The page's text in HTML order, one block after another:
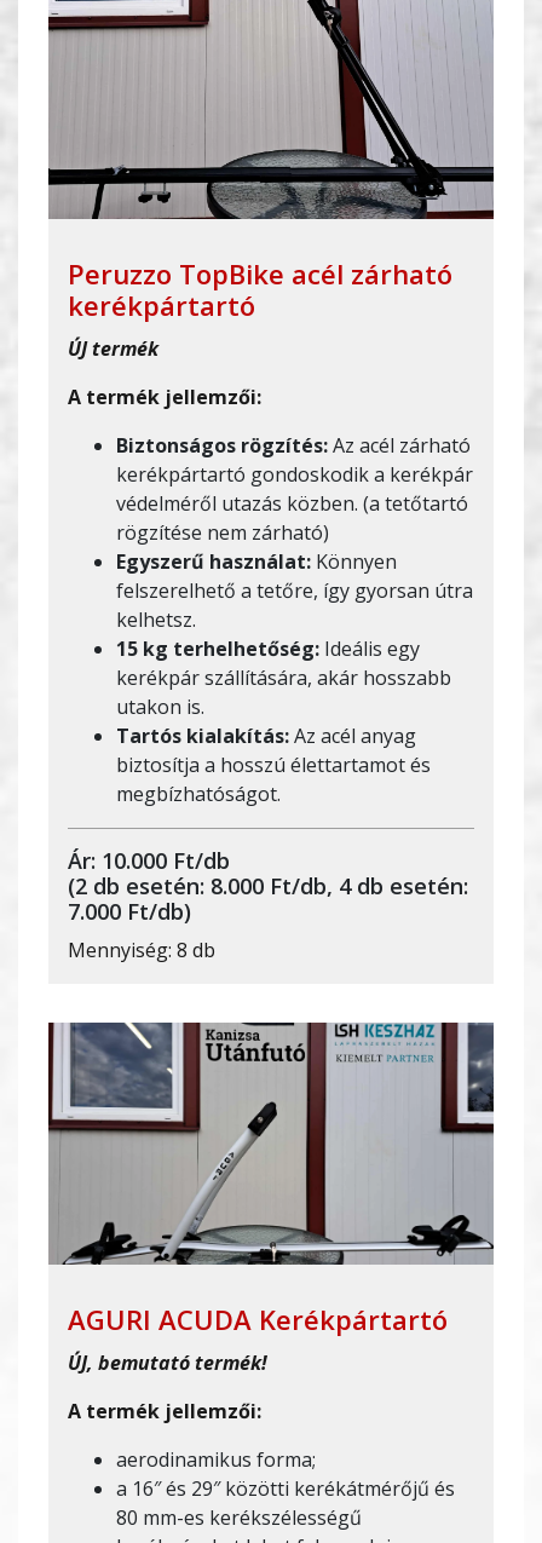
Peruzzo TopBike acél zárható
kerékpártartó
ÚJ termék
A termék jellemzői:
Biztonságos rögzítés:Az acél zárható
kerékpártartó gondoskodik a kerékpár
védelméről utazás közben. (a tetőtartó
rögzítése nem zárható)
Egyszerű használat: Könnyen
felszerelhető a tetőre, így gyorsan útra
kelhetsz.
15 kg terhelhetőség: Ideális egy
kerékpár szállítására, akár hosszabb
utakon is.
Tartós kialakítás:Az acél anyag
biztosítja a hosszú élettartamot és
megbízhatóságot.
Ár: 10.000 Ft/db
(2 db esetén: 8.000 Ft/db, 4 db esetén:
7.000 Ft/db)
Mennyiség: 8 db
AGURI ACUDA Kerékpártartó
ÚJ, bemutató termék!
A termék jellemzői:
aerodinamikus forma;
a 16″ és 29″ közötti kerékátmérőjű és
80 mm-es kerékszélességű